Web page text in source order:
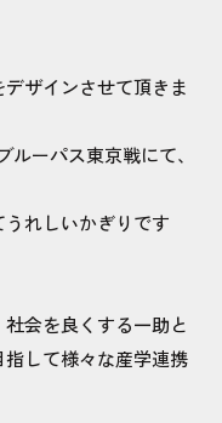
デザインさせて頂きま
ーパス東京戦にて、
れしいかぎりです
会を良くする一助と
して様々な産学連携